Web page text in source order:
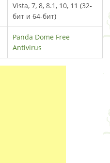
Vista, 7, 8, 8.1, 10, 11 (32-
бит и 64-бит)
Panda Dome Free
Antivirus